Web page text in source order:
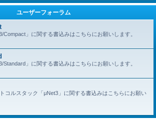
ユーザーフォーラム
Compact」に関する書込みはこちらにお願いします。
Standard」に関する書込みはこちらにお願いします。
コルスタック「μNet3」に関する書込みはこちらにお願い